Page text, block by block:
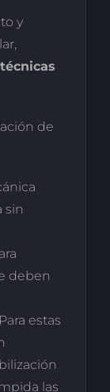
y
de
sin
deben
estas
las